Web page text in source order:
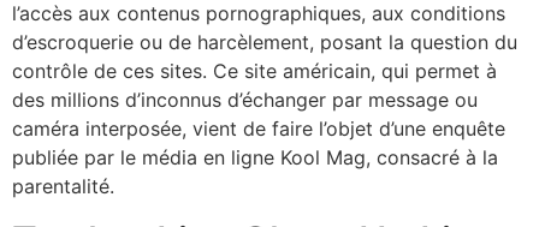
l’accès aux contenus pornographiques, aux conditions
d’escroquerie ou de harcèlement, posant la question du
contrôle de ces sites. Ce site américain, qui permet à
des millions d’inconnus d’échanger par message ou
caméra interposée, vient de faire l’objet d’une enquête
publiée par le média en ligne Kool Mag, consacré à la
parentalité.